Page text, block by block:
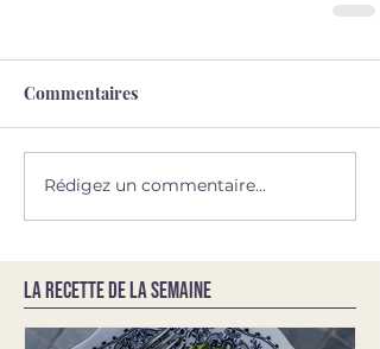
Commentaires
Rédigez un commentaire...
LA RECETTE DE LA SEMAINE